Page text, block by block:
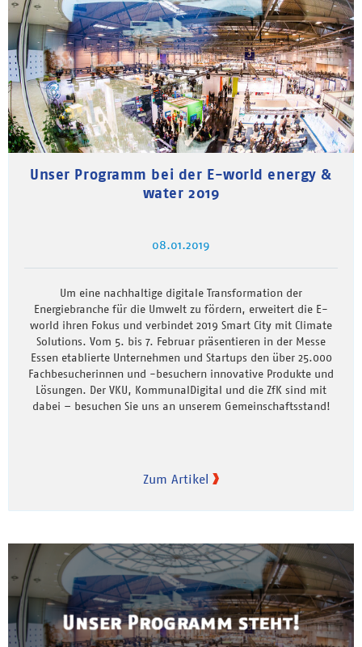
Unser Programm bei der E-world energy &
water 2019
08.01.2019
Um eine nachhaltige digitale Transformation der
Energiebranche für die Umwelt zu fördern, erweitert die E-
world ihren Fokus und verbindet 2019 Smart City mit Climate
Solutions. Vom 5. bis 7. Februar präsentieren in der Messe
Essen etablierte Unternehmen und Startups den über 25.000
Fachbesucherinnen und -besuchern innovative Produkte und
Lösungen. Der VKU, KommunalDigital und die ZfK sind mit
dabei – besuchen Sie uns an unserem Gemeinschaftsstand!
Zum Artikel